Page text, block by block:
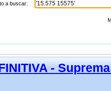
a buscar:
-